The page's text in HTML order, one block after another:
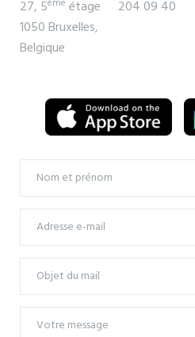
27, 5ème étage
1050 Bruxelles,
Belgique
204 09 40